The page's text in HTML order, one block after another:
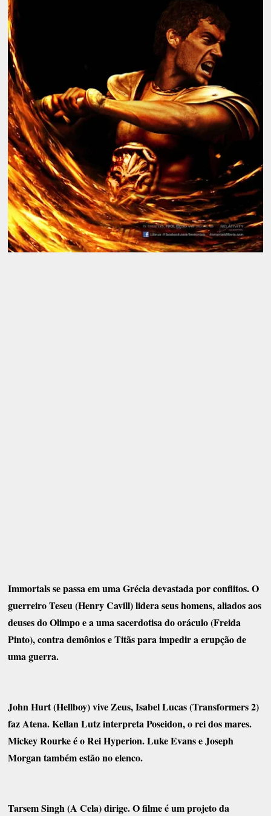
Immortals se passa em uma Grécia devastada por conflitos. O
guerreiro Teseu (Henry Cavill) lidera seus homens, aliados aos
deuses do Olimpo e a uma sacerdotisa do oráculo (Freida
Pinto), contra demônios e Titãs para impedir a erupção de
uma guerra.
John Hurt (Hellboy) vive Zeus, Isabel Lucas (Transformers 2)
faz Atena. Kellan Lutz interpreta Poseidon, o rei dos mares.
Mickey Rourke é o Rei Hyperion. Luke Evans e Joseph
Morgan também estão no elenco.
Tarsem Singh (A Cela) dirige. O filme é um projeto da